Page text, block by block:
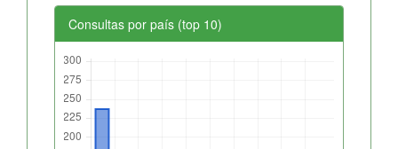
Consultas por país (top 10)